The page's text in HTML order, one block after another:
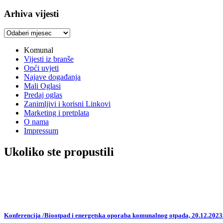
Arhiva vijesti
Arhiva
Komunal
Vijesti iz branše
Opći uvjeti
Najave događanja
Mali Oglasi
Predaj oglas
Zanimljivi i korisni Linkovi
Marketing i pretplata
O nama
Impressum
Ukoliko ste propustili
Konferencija /Biootpad i energetska oporaba komunalnog otpada,